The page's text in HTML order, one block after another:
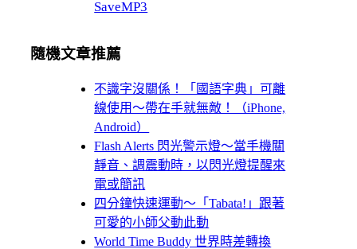
SaveMP3
隨機文章推薦
不識字沒關係！「國語字典」可離
線使用～帶在手就無敵！（iPhone,
Android）
Flash Alerts 閃光警示燈～當手機關
靜音、調震動時，以閃光燈提醒來
電或簡訊
四分鐘快速運動～「Tabata!」跟著
可愛的小師父動此動
World Time Buddy 世界時差轉換